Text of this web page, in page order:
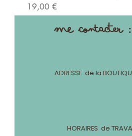
Prix
19,00 €
me
ADRESSE de la
HORAIRES de